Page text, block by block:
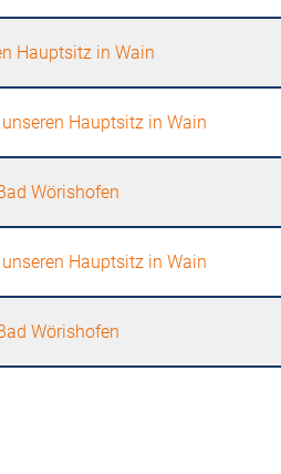
Hauptsitz in Wain
Hauptsitz in Wain
Wörishofen
Hauptsitz in Wain
Wörishofen